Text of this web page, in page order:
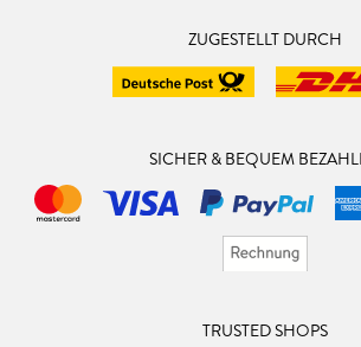
ZUGESTELLT DURCH
SICHER & BEQUEM
TRUSTED SHOPS